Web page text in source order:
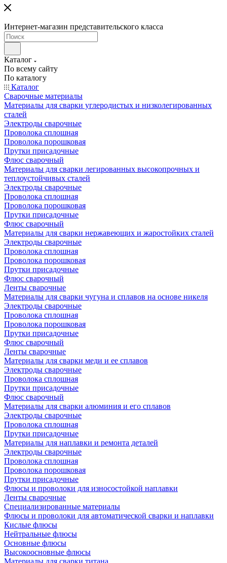
Интернет-магазин представительского класса
Каталог
По всему сайту
По каталогу
Каталог
Сварочные материалы
Материалы для сварки углеродистых и низколегированных
сталей
Электроды сварочные
Проволока сплошная
Проволока порошковая
Прутки присадочные
Флюс сварочный
Материалы для сварки легированных высокопрочных и
теплоустойчивых сталей
Электроды сварочные
Проволока сплошная
Проволока порошковая
Прутки присадочные
Флюс сварочный
Материалы для сварки нержавеющих и жаростойких сталей
Электроды сварочные
Проволока сплошная
Проволока порошковая
Прутки присадочные
Флюс сварочный
Ленты сварочные
Материалы для сварки чугуна и сплавов на основе никеля
Электроды сварочные
Проволока сплошная
Проволока порошковая
Прутки присадочные
Флюс сварочный
Ленты сварочные
Материалы для сварки меди и ее сплавов
Электроды сварочные
Проволока сплошная
Прутки присадочные
Флюс сварочный
Материалы для сварки алюминия и его сплавов
Электроды сварочные
Проволока сплошная
Прутки присадочные
Материалы для наплавки и ремонта деталей
Электроды сварочные
Проволока сплошная
Проволока порошковая
Прутки присадочные
Флюсы и проволоки для износостойкой наплавки
Ленты сварочные
Специализированные материалы
Флюсы и проволоки для автоматической сварки и наплавки
Кислые флюсы
Нейтральные флюсы
Основные флюсы
Высокоосновные флюсы
Материалы для сварки титана